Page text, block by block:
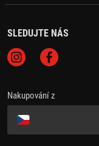
SLEDUJTE NÁS
Nakupování z